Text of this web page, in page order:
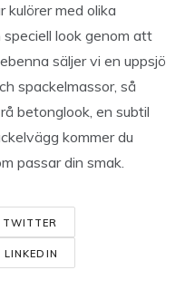
kulörer med olika
look genom att
säljer vi en uppsjö
spackelmassor, så
betonglook, en subtil
kommer du
passar din smak.
TWITTER
LINKEDIN